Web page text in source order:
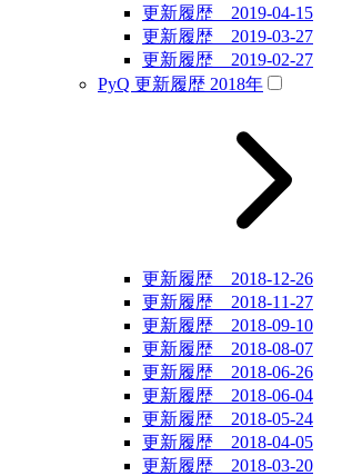
更新履歴 2019-04-15
更新履歴 2019-03-27
更新履歴 2019-02-27
PyQ 更新履歴 2018年
更新履歴 2018-12-26
更新履歴 2018-11-27
更新履歴 2018-09-10
更新履歴 2018-08-07
更新履歴 2018-06-26
更新履歴 2018-06-04
更新履歴 2018-05-24
更新履歴 2018-04-05
更新履歴 2018-03-20